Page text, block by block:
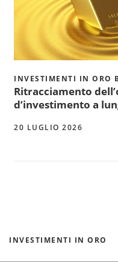
INVESTIMENTI IN ORO
Ritracciamento
d’investimento a
20 LUGLIO 2026
INVESTIMENTI IN ORO